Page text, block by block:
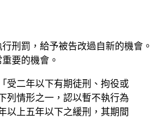
刑罰，給予被告改過自新的機會。
要的機會。
受二年以下有期徒刑、拘役或
列情形之一，認以暫不執行為
以上五年以下之緩刑，其期間